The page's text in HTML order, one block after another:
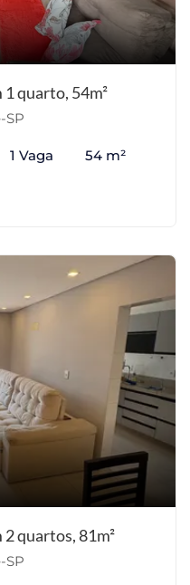
quarto, 54m²
SP
1 Vaga 54 m²
quartos, 81m²
SP